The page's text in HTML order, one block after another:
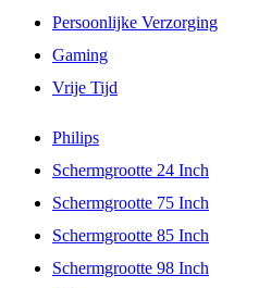
Persoonlijke Verzorging
Gaming
Vrije Tijd
Philips
Schermgrootte 24 Inch
Schermgrootte 75 Inch
Schermgrootte 85 Inch
Schermgrootte 98 Inch